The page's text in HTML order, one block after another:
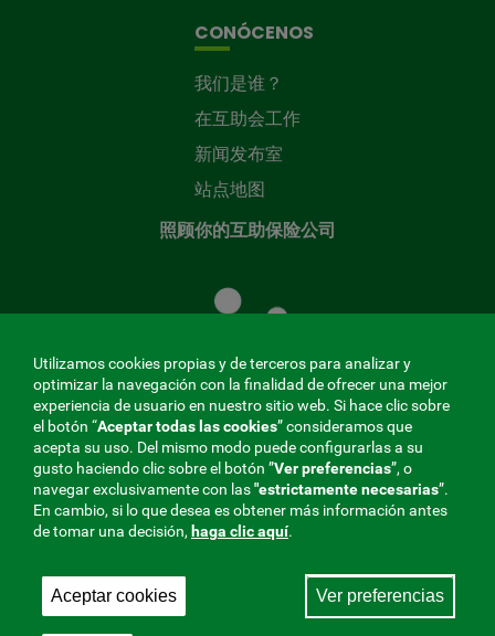
CONÓCENOS
我们是谁？
在互助会工作
新闻发布室
站点地图
照顾你的互助保险公司
共
同
基
金
MENÚ
REDES
SOCIALES
V20
与社会保障的相互合作者，275 Fraternidad-Muprespa
Utilizamos cookies propias y de terceros para analizar y
optimizar la navegación con la finalidad de ofrecer una mejor
experiencia de usuario en nuestro sitio web. Si hace clic sobre
el botón “Aceptar todas las cookies” consideramos que
acepta su uso. Del mismo modo puede configurarlas a su
gusto haciendo clic sobre el botón ”Ver preferencias”, o
navegar exclusivamente con las"estrictamentenecesarias”.
En cambio, si lo que desea es obtener más información antes
de tomar una decisión, haga clic aquí.
Aceptar cookies Ver preferencias